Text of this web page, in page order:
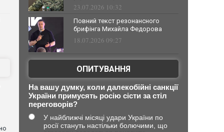
23.07.2026 10:32
Повний текст резонансного
брифінга Михайла Федорова
18.07.2026 09:27
ОПИТУВАННЯ
На вашу думку, коли далекобійні санкції
України примусять росію сісти за стіл
переговорів?
У найближчі місяці удари України по
росії стануть настільки болючими, що